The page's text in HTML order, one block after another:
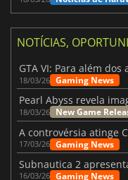
NOTÍCIAS,
18/03/26 Gaming News
18/03/26 New Game
17/03/26 Gaming News
16/03/26 Gaming News